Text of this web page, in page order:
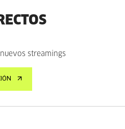
streamings